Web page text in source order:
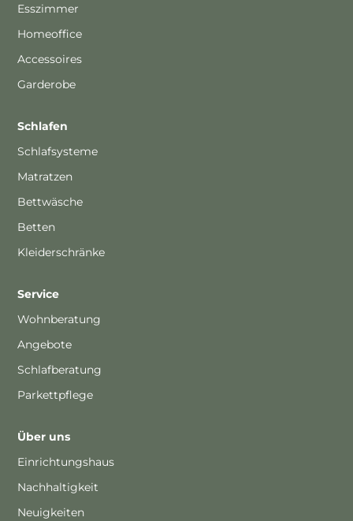
Esszimmer
Homeoffice
Accessoires
Garderobe
Schlafen
Schlafsysteme
Matratzen
Bettwäsche
Betten
Kleiderschränke
Service
Wohnberatung
Angebote
Schlafberatung
Parkettpflege
Über uns
Einrichtungshaus
Nachhaltigkeit
Neuigkeiten